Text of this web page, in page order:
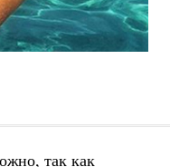
так как